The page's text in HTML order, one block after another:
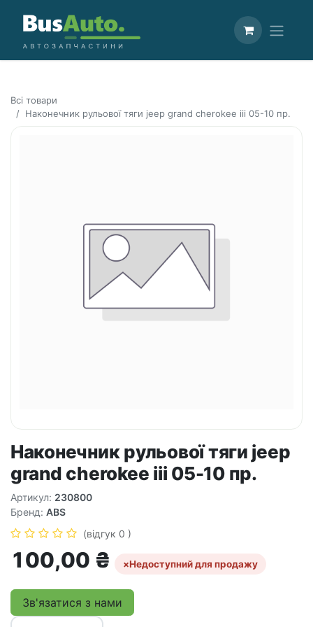
Всі товари
Наконечник рульової тяги jeep grand cherokee iii 05-10 пр.
Наконечник рульової тяги jeep
grand cherokee iii 05-10 пр.
Артикул: 230800
Бренд: ABS
(відгук 0 )
100,00 ₴ ×Недоступний для продажу
Зв'язатися з нами